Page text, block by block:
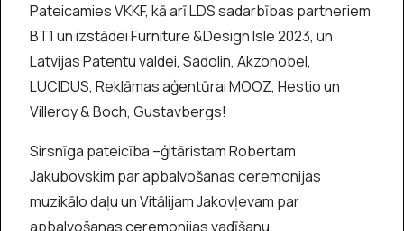
Pateicamies VKKF, kā arī LDS sadarbības partneriem
BT1 un izstādei Furniture &Design Isle 2023, un
Latvijas Patentu valdei, Sadolin, Akzonobel,
LUCIDUS, Reklāmas aģentūrai MOOZ, Hestio un
Villeroy & Boch, Gustavbergs!
Sirsnīga pateicība –ģitāristam Robertam
Jakubovskim par apbalvošanas ceremonijas
muzikālo daļu un Vitālijam Jakovļevam par
apbalvošanas ceremonijas vadīšanu.